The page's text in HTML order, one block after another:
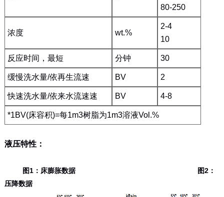
80-250
浓度 wt.%
2-4
10
反应时间，最短 分钟 30
缓慢洗水量/依再生流速 BV 2
快速洗水量/依来水流速速 BV 4-8
*1BV(床容积)=每1m3树脂为1m3溶液Vol.%
液压特性：
图1：床膨胀数据 图2：
压降数据